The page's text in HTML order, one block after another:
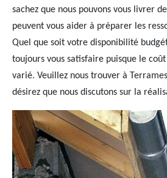
sachez que nous pouvons vous livrer
peuvent vous aider à préparer les
Quel que soit votre disponibilité
toujours vous satisfaire puisque le
varié. Veuillez nous trouver à
désirez que nous discutons sur la